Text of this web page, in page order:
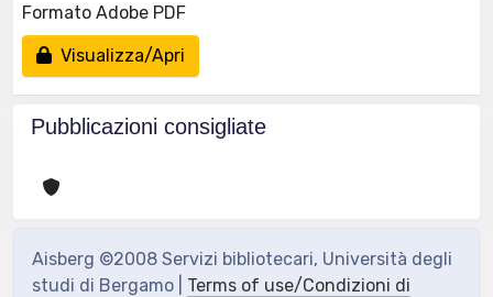
Formato Adobe PDF
Visualizza/Apri
Pubblicazioni consigliate
Aisberg ©2008 Servizi bibliotecari, Università degli
studi di Bergamo | Terms of use/Condizioni di